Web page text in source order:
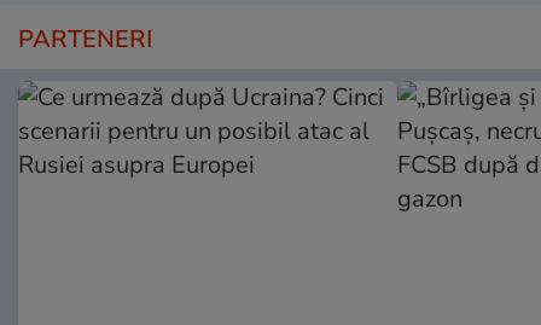
PARTENERI